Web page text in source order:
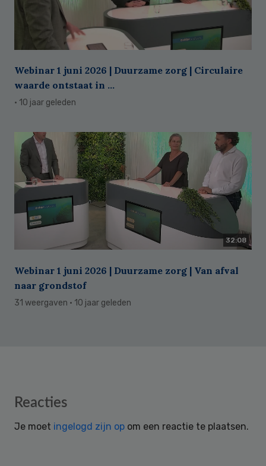
Webinar 1 juni 2026 | Duurzame zorg | Circulaire
waarde ontstaat in ...
· 10 jaar geleden
32:08
Webinar 1 juni 2026 | Duurzame zorg | Van afval
naar grondstof
31 weergaven · 10 jaar geleden
Reader
Reacties
Je moet ingelogd zijn op om een reactie te plaatsen.